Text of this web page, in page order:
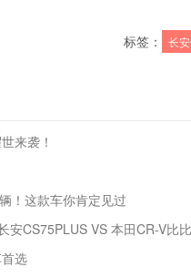
标签： 长
来袭！
！这款车你肯定见过
安CS75PLUS VS 本田CR-V比
选